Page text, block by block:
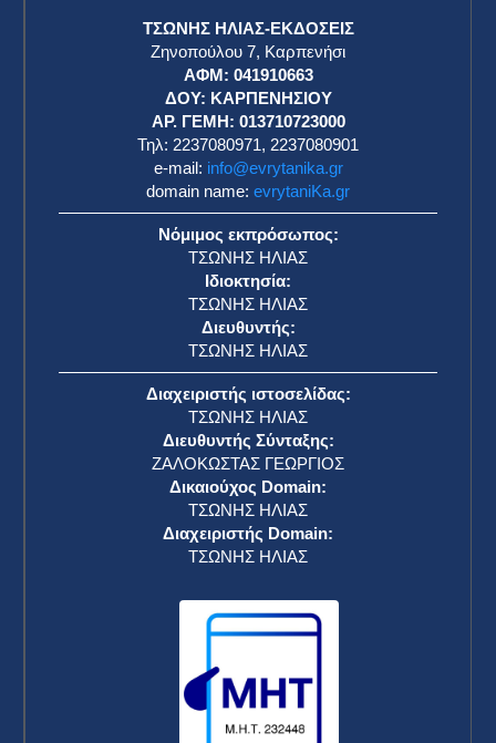
ΤΣΩΝΗΣ ΗΛΙΑΣ-ΕΚΔΟΣΕΙΣ
Ζηνοπούλου 7, Καρπενήσι
ΑΦΜ: 041910663
ΔΟΥ: ΚΑΡΠΕΝΗΣΙΟΥ
ΑΡ. ΓΕΜΗ: 013710723000
Τηλ: 2237080971, 2237080901
e-mail: info@evrytanika.gr
domain name: evrytaniKa.gr
Νόμιμος εκπρόσωπος:
ΤΣΩΝΗΣ ΗΛΙΑΣ
Ιδιοκτησία:
ΤΣΩΝΗΣ ΗΛΙΑΣ
Διευθυντής:
ΤΣΩΝΗΣ ΗΛΙΑΣ
Διαχειριστής ιστοσελίδας:
ΤΣΩΝΗΣ ΗΛΙΑΣ
Διευθυντής Σύνταξης:
ΖΑΛΟΚΩΣΤΑΣ ΓΕΩΡΓΙΟΣ
Δικαιούχος Domain:
ΤΣΩΝΗΣ ΗΛΙΑΣ
Διαχειριστής Domain:
ΤΣΩΝΗΣ ΗΛΙΑΣ